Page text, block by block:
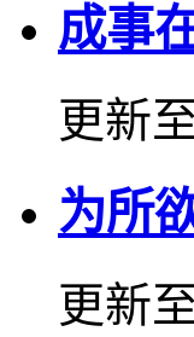
成事
更新
为所
更新